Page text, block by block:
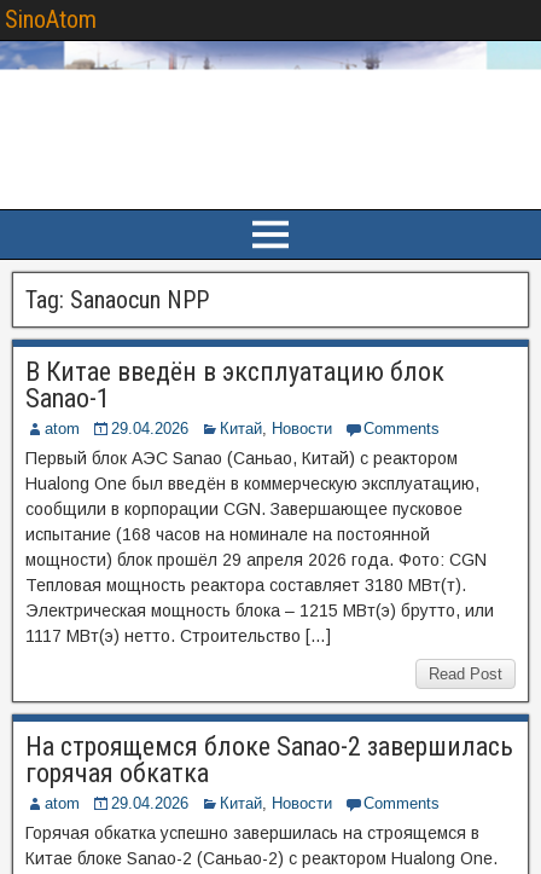
SinoAtom
Tag: Sanaocun NPP
В Китае введён в эксплуатацию блок
Sanao-1
atom 29.04.2026 Китай, Новости Comments
Первый блок АЭС Sanao (Саньао, Китай) с реактором
Hualong One был введён в коммерческую эксплуатацию,
сообщили в корпорации CGN. Завершающее пусковое
испытание (168 часов на номинале на постоянной
мощности) блок прошёл 29 апреля 2026 года. Фото: CGN
Тепловая мощность реактора составляет 3180 МВт(т).
Электрическая мощность блока – 1215 МВт(э) брутто, или
1117 МВт(э) нетто. Строительство […]
Read Post
На строящемся блоке Sanao-2 завершилась
горячая обкатка
atom 29.04.2026 Китай, Новости Comments
Горячая обкатка успешно завершилась на строящемся в
Китае блоке Sanao-2 (Саньао-2) с реактором Hualong One.